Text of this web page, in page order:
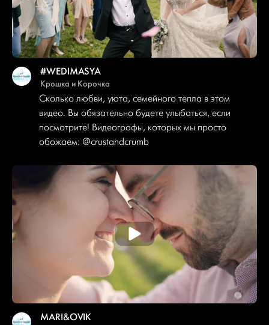
#WEDIMASYA
Крошка и Корочка
Сколько любви, уюта, семейного тепла в этом
видео. Вы обязательно будете улыбаться, если
посмотрите! Видеографы, которых мы просто
обожаем: @crustandcrumb
MARI&OVIK